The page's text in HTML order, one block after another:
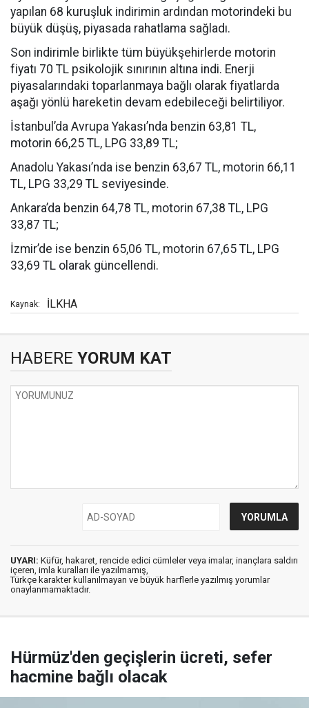
yapılan 68 kuruşluk indirimin ardından motorindeki bu
büyük düşüş, piyasada rahatlama sağladı.
Son indirimle birlikte tüm büyükşehirlerde motorin
fiyatı 70 TL psikolojik sınırının altına indi. Enerji
piyasalarındaki toparlanmaya bağlı olarak fiyatlarda
aşağı yönlü hareketin devam edebileceği belirtiliyor.
İstanbul’da Avrupa Yakası’nda benzin 63,81 TL,
motorin 66,25 TL, LPG 33,89 TL;
Anadolu Yakası’nda ise benzin 63,67 TL, motorin 66,11
TL, LPG 33,29 TL seviyesinde.
Ankara’da benzin 64,78 TL, motorin 67,38 TL, LPG
33,87 TL;
İzmir’de ise benzin 65,06 TL, motorin 67,65 TL, LPG
33,69 TL olarak güncellendi.
Kaynak: İLKHA
HABERE YORUM KAT
UYARI: Küfür, hakaret, rencide edici cümleler veya imalar, inançlara saldırı
içeren, imla kuralları ile yazılmamış,
Türkçe karakter kullanılmayan ve büyük harflerle yazılmış yorumlar
onaylanmamaktadır.
Hürmüz'den geçişlerin ücreti, sefer
hacmine bağlı olacak